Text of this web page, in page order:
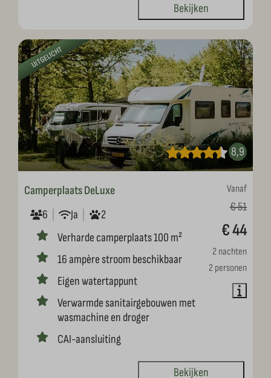
Bekijken
UITGELICHT
8,9
Vanaf
€ 51
€ 44
2 nachten
2 personen
Camperplaats DeLuxe
6
Ja
2
Verharde camperplaats 100 m²
16 ampère stroom beschikbaar
Eigen watertappunt
Verwarmde sanitairgebouwen met
wasmachine en droger
CAI-aansluiting
Bekijken